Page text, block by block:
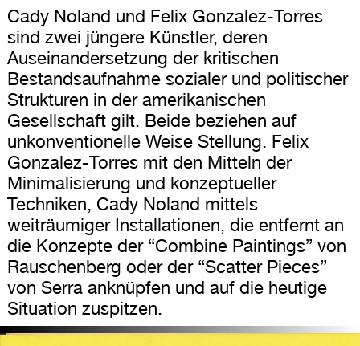
Cady Noland und Felix Gonzalez-Torres
sind zwei jüngere Künstler, deren
Auseinandersetzung der kritischen
Bestandsaufnahme sozialer und politischer
Strukturen in der amerikanischen
Gesellschaft gilt. Beide beziehen auf
unkonventionelle Weise Stellung. Felix
Gonzalez-Torres mit den Mitteln der
Minimalisierung und konzeptueller
Techniken, Cady Noland mittels
weiträumiger Installationen, die entfernt an
die Konzepte der “Combine Paintings” von
Rauschenberg oder der “Scatter Pieces”
von Serra anknüpfen und auf die heutige
Situation zuspitzen.